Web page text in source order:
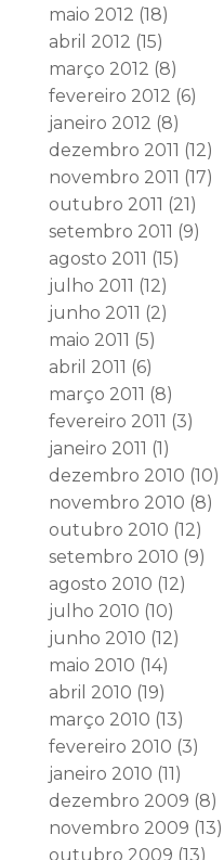
maio 2012 (18)
abril 2012 (15)
março 2012 (8)
fevereiro 2012 (6)
janeiro 2012 (8)
dezembro 2011 (12)
novembro 2011 (17)
outubro 2011 (21)
setembro 2011 (9)
agosto 2011 (15)
julho 2011 (12)
junho 2011 (2)
maio 2011 (5)
abril 2011 (6)
março 2011 (8)
fevereiro 2011 (3)
janeiro 2011 (1)
dezembro 2010 (10)
novembro 2010 (8)
outubro 2010 (12)
setembro 2010 (9)
agosto 2010 (12)
julho 2010 (10)
junho 2010 (12)
maio 2010 (14)
abril 2010 (19)
março 2010 (13)
fevereiro 2010 (3)
janeiro 2010 (11)
dezembro 2009 (8)
novembro 2009 (13)
outubro 2009 (13)